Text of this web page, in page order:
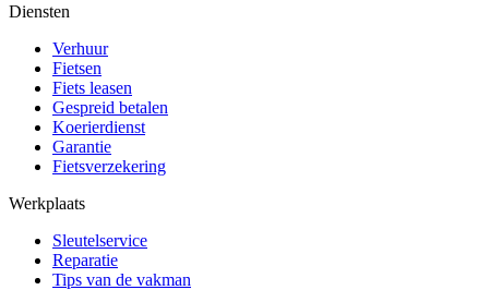
Diensten
Verhuur
Fietsen
Fiets leasen
Gespreid betalen
Koerierdienst
Garantie
Fietsverzekering
Werkplaats
Sleutelservice
Reparatie
Tips van de vakman